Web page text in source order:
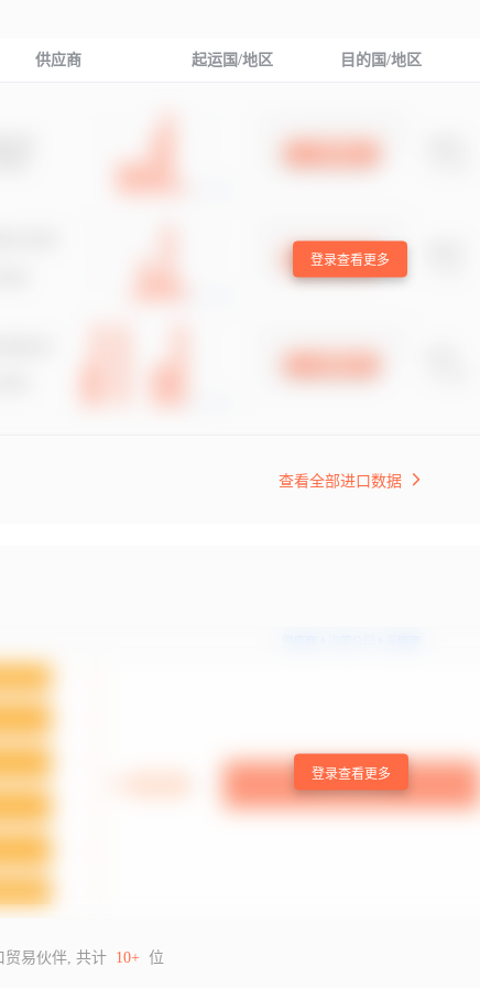
供应商 起运国/地区 目的国/地区
登录查看更多
查看全部进口数据
登录查看更多
贸易伙伴, 共计 10+ 位